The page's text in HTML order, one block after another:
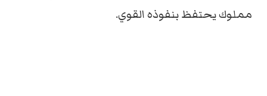
مملوك يحتفظ بنفوذه القوي.